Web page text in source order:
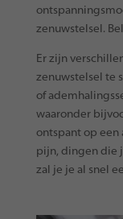
zenuwstelsel.
Er zijn
zenuwstelsel te
of
waaronder
ontspant op een
pijn, dingen die
zal je je al snel